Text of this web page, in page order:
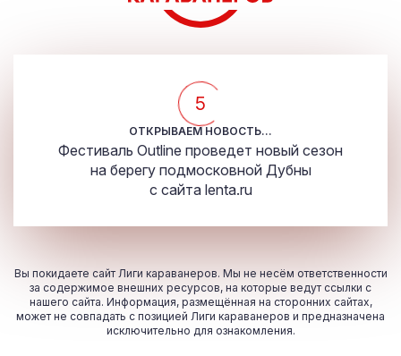
5
ОТКРЫВАЕМ НОВОСТЬ...
Фестиваль Outline проведет новый сезон
на берегу подмосковной Дубны
с сайта lenta.ru
Вы покидаете сайт Лиги караванеров. Мы не несём ответственности
за содержимое внешних ресурсов, на которые ведут ссылки с
нашего сайта. Информация, размещённая на сторонних сайтах,
может не совпадать с позицией Лиги караванеров и предназначена
исключительно для ознакомления.